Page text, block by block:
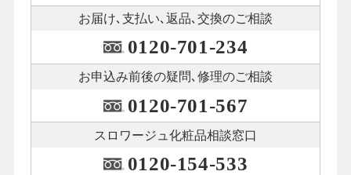
お届け､支払い､ 返品､交換のご相談
0120-701-234
お申込み前後の疑問､修理のご相談
0120-701-567
スロワージュ化粧品相談窓口
0120-154-533